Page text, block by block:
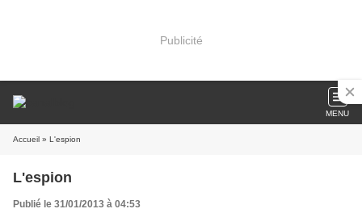
Publicité
MENU
Accueil » L'espion
L'espion
Publié le 31/01/2013 à 04:53